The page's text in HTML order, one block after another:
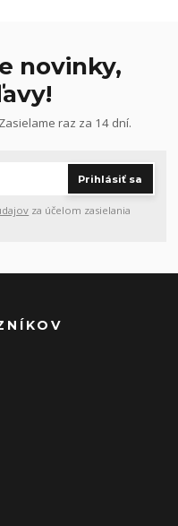
novinky,
raz za 14 dní.
Prihlásiť sa
za účelom zasielania